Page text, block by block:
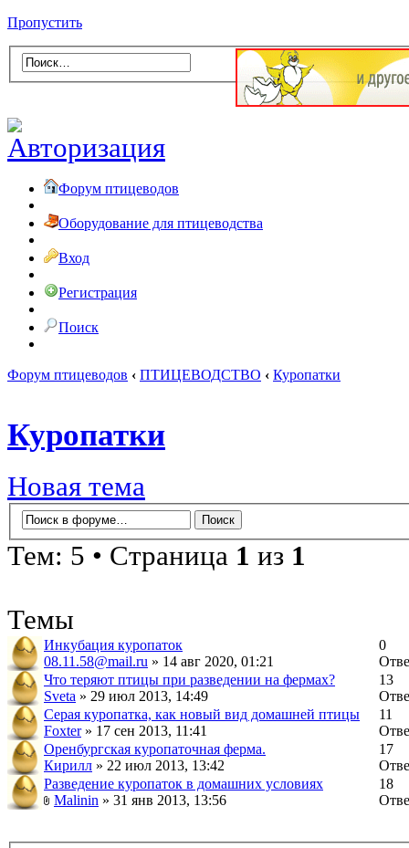
Пропустить
Форум птицеводов
Оборудование для птицеводства
Вход
Регистрация
Поиск
Форум птицеводов ‹ ПТИЦЕВОДСТВО ‹ Куропатки
Куропатки
Новая тема
Тем: 5 • Страница 1 из 1
Темы
Инкубация куропаток
08.11.58@mail.ru » 14 авг 2020, 01:21
0
Что теряют птицы при разведении на фермах?
Sveta » 29 июл 2013, 14:49
13
Серая куропатка, как новый вид домашней птицы
Foxter» 17 сен 2013, 11:41
11
Оренбургская куропаточная ферма.
Кирилл » 22 июл 2013, 13:42
17
Разведение куропаток в домашних условиях
Malinin » 31 янв 2013, 13:56
18